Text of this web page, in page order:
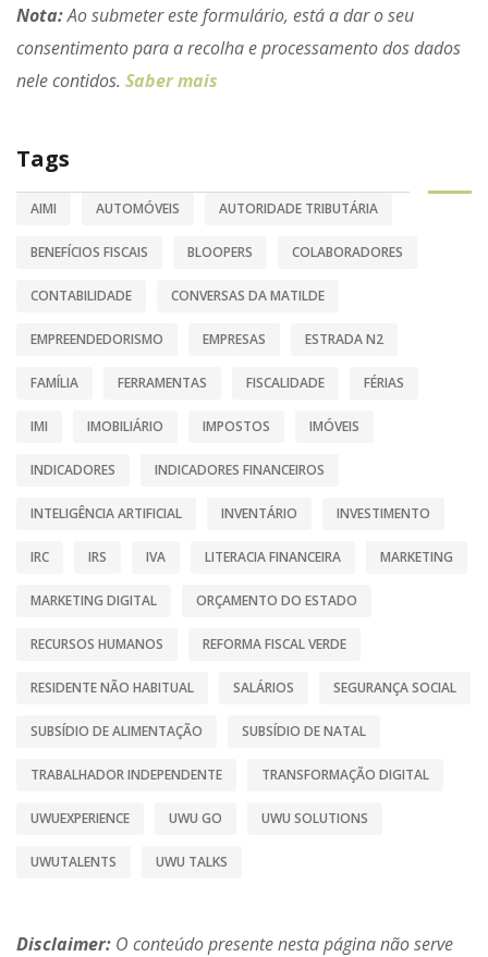
Nota:Ao submeter este formulário, está a dar o seu
consentimento para a recolha e processamento dos dados
nele contidos. Saber mais
Tags
AIMI AUTOMÓVEIS AUTORIDADE TRIBUTÁRIA
BENEFÍCIOS FISCAIS BLOOPERS COLABORADORES
CONTABILIDADE CONVERSAS DA MATILDE
EMPREENDEDORISMO EMPRESAS ESTRADA N2
FAMÍLIA FERRAMENTAS FISCALIDADE FÉRIAS
IMI IMOBILIÁRIO IMPOSTOS IMÓVEIS
INDICADORES INDICADORES FINANCEIROS
INTELIGÊNCIA ARTIFICIAL INVENTÁRIO INVESTIMENTO
IRC IRS IVA LITERACIA FINANCEIRA MARKETING
MARKETING DIGITAL ORÇAMENTO DO ESTADO
RECURSOS HUMANOS REFORMA FISCAL VERDE
RESIDENTE NÃO HABITUAL SALÁRIOS SEGURANÇA SOCIAL
SUBSÍDIO DE ALIMENTAÇÃO SUBSÍDIO DE NATAL
TRABALHADOR INDEPENDENTE TRANSFORMAÇÃO DIGITAL
UWUEXPERIENCE UWU GO UWU SOLUTIONS
UWUTALENTS UWU TALKS
Disclaimer: O conteúdo presente nesta página não serve